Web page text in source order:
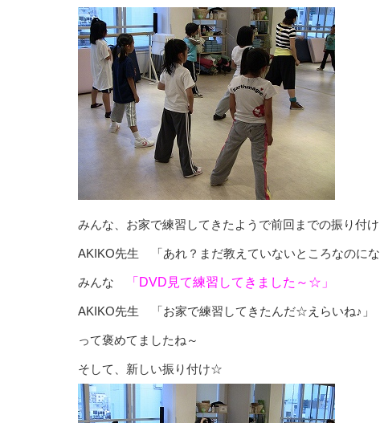
みんな、お家で練習してきたようで前回までの振り付
AKIKO先生 「あれ？まだ教えていないところなのにな
みんな 「DVD見て練習してきました～☆」
AKIKO先生 「お家で練習してきたんだ☆えらいね♪」
って褒めてましたね～
そして、新しい振り付け☆